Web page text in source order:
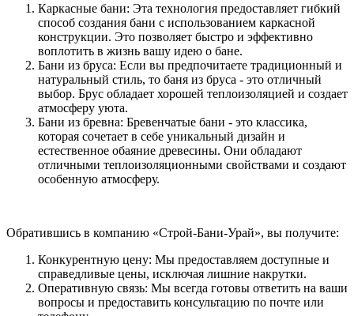
Каркасные бани: Эта технология предоставляет гибкий
способ создания бани с использованием каркасной
конструкции. Это позволяет быстро и эффективно
воплотить в жизнь вашу идею о бане.
Бани из бруса: Если вы предпочитаете традиционный и
натуральный стиль, то баня из бруса - это отличный
выбор. Брус обладает хорошей теплоизоляцией и создает
атмосферу уюта.
Бани из бревна: Бревенчатые бани - это классика,
которая сочетает в себе уникальный дизайн и
естественное обаяние древесины. Они обладают
отличными теплоизоляционными свойствами и создают
особенную атмосферу.
Обратившись в компанию «Строй-Бани-Урай», вы получите:
Конкурентную цену: Мы предоставляем доступные и
справедливые цены, исключая лишние накрутки.
Оперативную связь: Мы всегда готовы ответить на ваши
вопросы и предоставить консультацию по почте или